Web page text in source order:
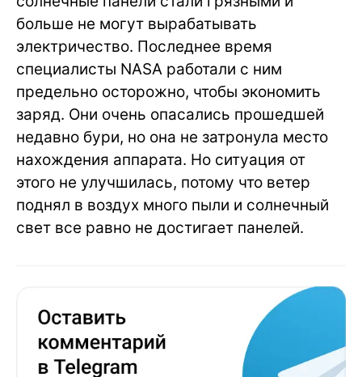
больше не могут вырабатывать
электричество. Последнее время
специалисты NASA работали с ним
предельно осторожно, чтобы экономить
заряд. Они очень опасались прошедшей
недавно бури, но она не затронула место
нахождения аппарата. Но ситуация от
этого не улучшилась, потому что ветер
поднял в воздух много пыли и солнечный
свет все равно не достигает панелей.